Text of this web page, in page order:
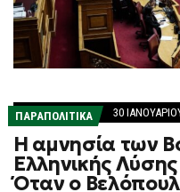
ΠΑΡΑΠΟΛΙΤΙΚΑ 30
Η αμνησία των
Ελληνικής
Όταν ο